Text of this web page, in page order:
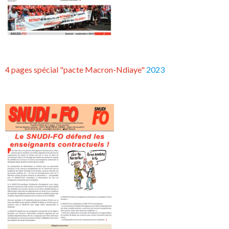
4 pages spécial "pacte Macron-Ndiaye" 2023